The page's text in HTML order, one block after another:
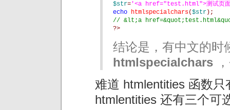
$str= '<a href="test.html">测试页
echo htmlspecialchars($str );
// &lt;a
?>
结论是，有中文的时
htmlspecialchars
难道 htmlentities 函数
htmlentities 还有三个可